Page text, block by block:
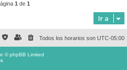
1 de 1
Ir a
Todos los horarios son UTC-05:00
© phpBB Limited